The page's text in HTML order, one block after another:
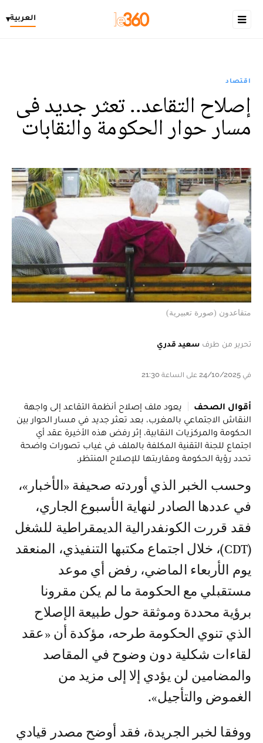
العربية▾
اقتصاد
إصلاح التقاعد.. تعثر جديد فى
مسار حوار الحكومة والنقابات
متقاعدون (صورة تعبيرية)
تحرير من طرف سعيد قدري
في 24/10/2025 على الساعة 21:30
أقوال الصحف
يعود ملف إصلاح أنظمة التقاعد إلى واجهة
النقاش الاجتماعي بالمغرب، بعد تعثر جديد في مسار الحوار بين
الحكومة والمركزيات النقابية، إثر رفض هذه الأخيرة عقد أي
اجتماع للجنة التقنية المكلفة بالملف في غياب تصورات واضحة
تحدد رؤية الحكومة ومقاربتها للإصلاح المنتظر.
وحسب الخبر الذي أوردته صحيفة «الأخبار»،
في عددها الصادر لنهاية الأسبوع الجاري،
فقد قررت الكونفدرالية الديمقراطية للشغل
(CDT)، خلال اجتماع مكتبها التنفيذي، المنعقد
يوم الأربعاء الماضي، رفض أي موعد
مستقبلي مع الحكومة ما لم يكن مقرونا
برؤية محددة وموثقة حول طبيعة الإصلاح
الذي تنوي الحكومة طرحه، مؤكدة أن «عقد
لقاءات شكلية دون وضوح في المقاصد
والمضامين لن يؤدي إلا إلى مزيد من
الغموض والتأجيل».
ووفقا لخبر الجريدة، فقد أوضح مصدر قيادي